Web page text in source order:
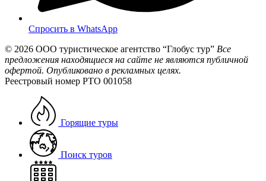
Спросить в WhatsApp
© 2026 ООО туристическое агентство “Глобус тур” Все
предложения находящиеся на сайте не являются публичной
офертой. Опубликовано в рекламных целях.
Реестровый номер РТО 001058
Горящие туры
Поиск туров